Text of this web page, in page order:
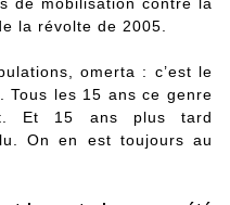
la révolte de 2005.
omerta : c’est le
Tous les 15 ans ce genre
Et 15 ans plus tard
On en est toujours au